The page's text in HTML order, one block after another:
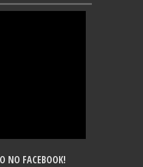
NO FACEBOOK!